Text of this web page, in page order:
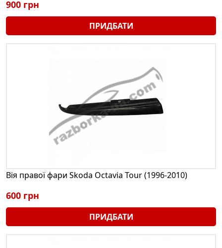
900 грн
ПРИДБАТИ
Вія правої фари Skoda Octavia Tour (1996-2010)
600 грн
ПРИДБАТИ